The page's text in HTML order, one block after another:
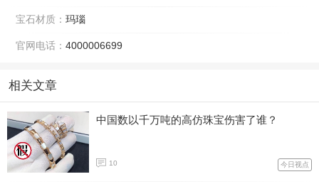
宝石材质： 玛瑙
官网电话： 4000006699
相关文章
中国数以千万吨的高仿珠宝伤害了谁？
10 今日视点